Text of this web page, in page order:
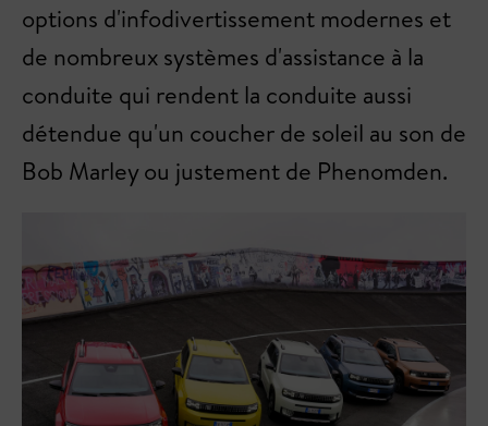
options d'infodivertissement modernes et
de nombreux systèmes d'assistance à la
conduite qui rendent la conduite aussi
détendue qu'un coucher de soleil au son de
Bob Marley ou justement de Phenomden.